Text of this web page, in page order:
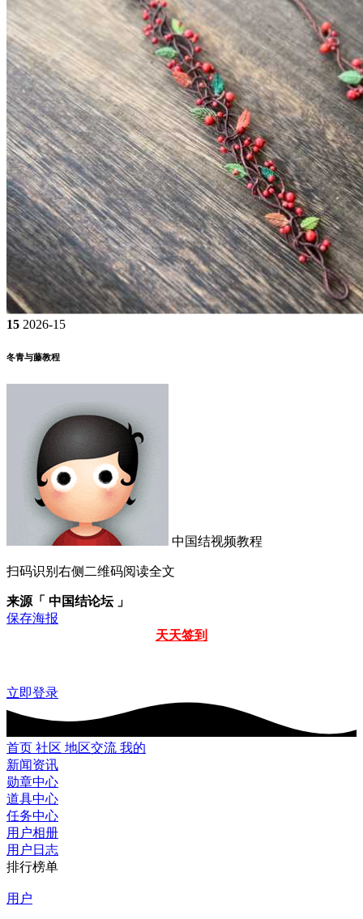
15 2026-15
冬青与藤教程
中国结视频教程
扫码识别右侧二维码阅读全文
来源「 中国结论坛 」
保存海报
天天签到
立即登录
首页 社区 地区交流 我的
新闻资讯
勋章中心
道具中心
任务中心
用户相册
用户日志
排行榜单
用户